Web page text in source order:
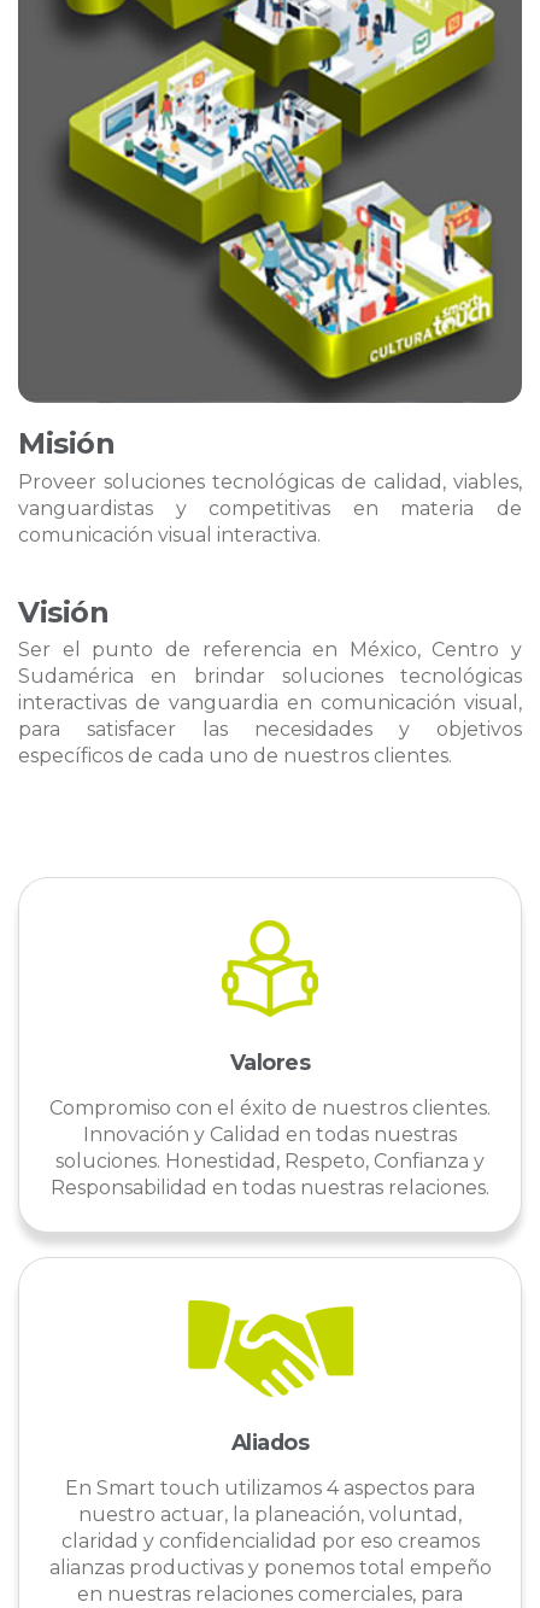
Misión
Proveer soluciones tecnológicas de calidad, viables,
vanguardistas y competitivas en materia de
comunicación visual interactiva.
Visión
Ser el punto de referencia en México, Centro y
Sudamérica en brindar soluciones tecnológicas
interactivas de vanguardia en comunicación visual,
para satisfacer las necesidades y objetivos
específicos de cada uno de nuestros clientes.
Valores
Compromiso con el éxito de nuestros clientes.
Innovación y Calidad en todas nuestras
soluciones. Honestidad, Respeto, Confianza y
Responsabilidad en todas nuestras relaciones.
Aliados
En Smart touch utilizamos 4 aspectos para
nuestro actuar, la planeación, voluntad,
claridad y confidencialidad por eso creamos
alianzas productivas y ponemos total empeño
en nuestras relaciones comerciales, para